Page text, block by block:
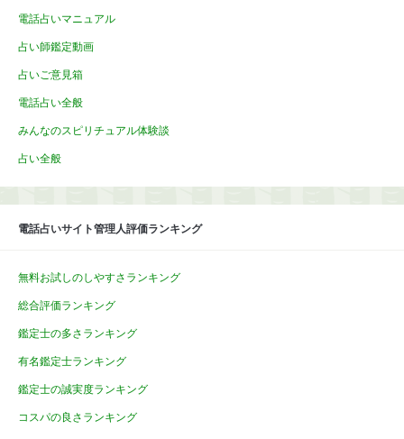
電話占いマニュアル
占い師鑑定動画
占いご意見箱
電話占い全般
みんなのスピリチュアル体験談
占い全般
電話占いサイト管理人評価ランキング
無料お試しのしやすさランキング
総合評価ランキング
鑑定士の多さランキング
有名鑑定士ランキング
鑑定士の誠実度ランキング
コスパの良さランキング